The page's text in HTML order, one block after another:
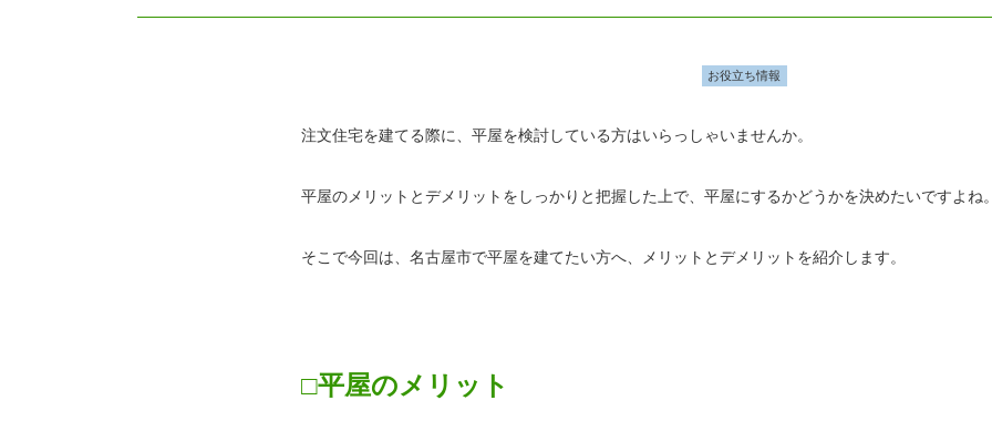
お役立ち情報
注文住宅を建てる際に、平屋を検討している方はいらっしゃいませんか。
平屋のメリットとデメリットをしっかりと把握した上で、平屋にするかどうかを決めたいですよね
そこで今回は、名古屋市で平屋を建てたい方へ、メリットとデメリットを紹介します。
□平屋のメリット